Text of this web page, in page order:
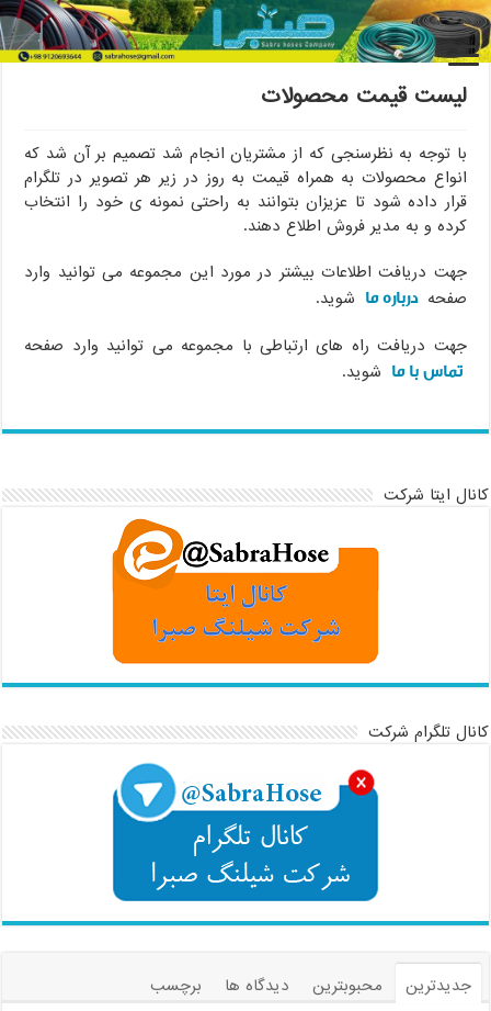
خانه / لیست قیمت محصولات
لیست قیمت محصولات
با توجه به نظرسنجی که از مشتریان انجام شد تصمیم بر آن شد که
انواع محصولات به همراه قیمت به روز در زیر هر تصویر در تلگرام
قرار داده شود تا عزیزان بتوانند به راحتی نمونه ی خود را انتخاب
کرده و به مدیر فروش اطلاع دهند.
جهت دریافت اطلاعات بیشتر در مورد این مجموعه می توانید وارد
صفحه درباره ما شوید.
جهت دریافت راه های ارتباطی با مجموعه می توانید وارد صفحه
تماس با ما شوید.
کانال ایتا شرکت
کانال تلگرام شرکت
جدیدترین محبوبترین دیدگاه ها
برچسب